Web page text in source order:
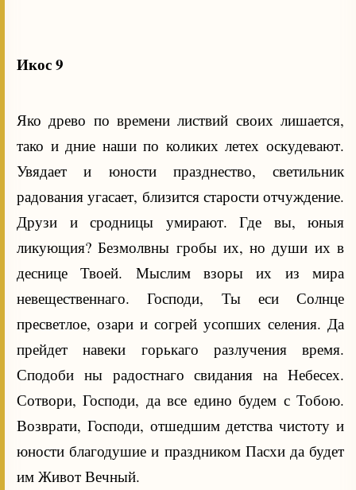
Икос 9
Яко древо по времени листвий своих лишается,
тако и дние наши по коликих летех оскудевают.
Увядает и юности празднество, светильник
радования угасает, близится старости отчуждение.
Друзи и сродницы умирают. Где вы, юныя
ликующия? Безмолвны гробы их, но души их в
деснице Твоей. Мыслим взоры их из мира
невещественнаго. Господи, Ты еси Солнце
пресветлое, озари и согрей усопших селения. Да
прейдет навеки горькаго разлучения время.
Сподоби ны радостнаго свидания на Небесех.
Сотвори, Господи, да все едино будем с Тобою.
Возврати, Господи, отшедшим детства чистоту и
юности благодушие и праздником Пасхи да будет
им Живот Вечный.